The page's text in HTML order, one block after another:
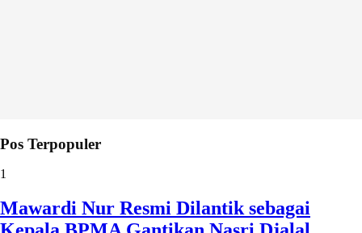
Pos Terpopuler
1
Mawardi Nur Resmi Dilantik sebagai